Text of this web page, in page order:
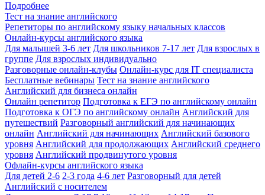
Подробнее
Тест на знание английского
Репетиторы по английскому языку начальных классов
Онлайн-курсы английского языка
Для малышей 3-6 лет Для школьников 7-17 лет Для взрослых в
группе Для взрослых индивидуально
Разговорные онлайн-клубы Онлайн-курс для IT специалиста
Бесплатные вебинары Тест на знание английского
Английский для бизнеса онлайн
Онлайн репетитор Подготовка к ЕГЭ по английскому онлайн
Подготовка к ОГЭ по английскому онлайн Английский для
путешествий Разговорный английский для начинающих
онлайн Английский для начинающих Английский базового
уровня Английский для продолжающих Английский среднего
уровня Английский продвинутого уровня
Офлайн-курсы английского языка
Для детей 2-6 2-3 года 4-6 лет Разговорный для детей
Английский с носителем